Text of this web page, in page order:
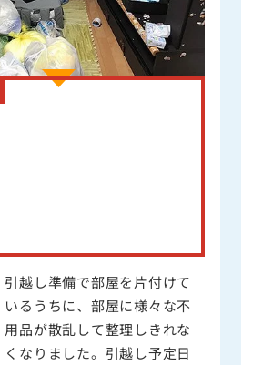
引越し準備で部屋を片付けて
いるうちに、部屋に様々な不
用品が散乱して整理しきれな
くなりました。引越し予定日